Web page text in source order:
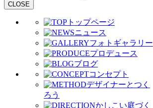
CLOSE
トップページ
ニュース
フォトギャラリー
プロデュース
ブログ
コンセプト
デザイナーとつく
ろう
かしこい庭づく